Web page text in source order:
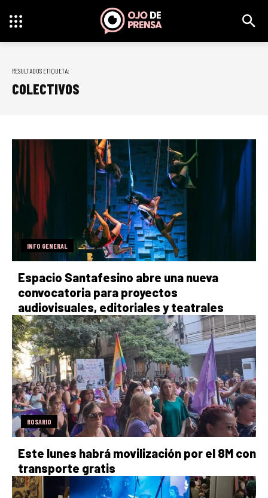
RESULTADOS ETIQUETA:
COLECTIVOS
INFO GENERAL
Espacio Santafesino abre una nueva
convocatoria para proyectos
audiovisuales, editoriales y teatrales
ROSARIO
Este lunes habrá movilización por el 8M con
transporte gratis